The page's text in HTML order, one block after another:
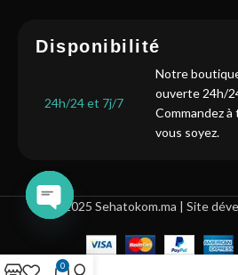
Disponibilité
24h/24 et 7j/7
Notre
ouverte 24h/
Commandez
vous soyez.
2025 Sehatokom.ma | Site
0